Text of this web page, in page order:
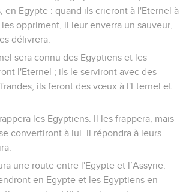
en vidéo pour le moment.
maritime. Pareil à l'ouragan qui
il vient du désert, du pays
m'a été révélée. « Le traître trahit, le
A l’attaque, Elam ! A l’assaut, Médie !
gémissements. »
rempli d'angoisses ; des douleurs